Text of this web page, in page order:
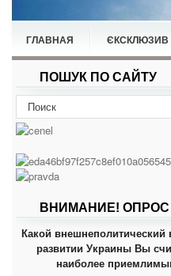
ГЛАВНАЯ ЄКСКЛЮЗИВ
НОВИНИ СПОРТ
ПОШУК ПО САЙТУ
ВНИМАНИЕ! ОПРОС
Какой внешнеполитический
развитии Украины Вы
наиболее